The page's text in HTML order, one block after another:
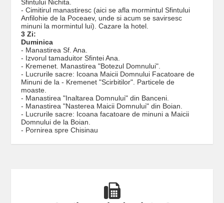
Sfintului Nichita.
- Cimitirul manastiresc (aici se afla mormintul Sfintului
Anfilohie de la Poceaev, unde si acum se savirsesc
minuni la mormintul lui). Cazare la hotel.
3 Zi:
Duminica
- Manastirea Sf. Ana.
- Izvorul tamaduitor Sfintei Ana.
- Kremenet. Manastirea "Botezul Domnului".
- Lucrurile sacre: Icoana Maicii Domnului Facatoare de
Minuni de la - Kremenet "Scirbitilor". Particele de
moaste.
- Manastirea "Inaltarea Domnului" din Banceni.
- Manastirea "Nasterea Maicii Domnului" din Boian.
- Lucrurile sacre: Icoana facatoare de minuni a Maicii
Domnului de la Boian.
- Pornirea spre Chisinau